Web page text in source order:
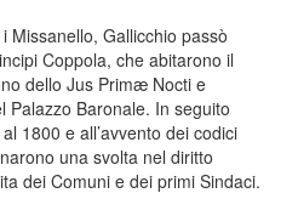
Missanello, Gallicchio passò
Coppola, che abitarono il
dello Jus Primæ Nocti e
Palazzo Baronale. In seguito
1800 e all’avvento dei codici
una svolta nel diritto
dei Comuni e dei primi Sindaci.